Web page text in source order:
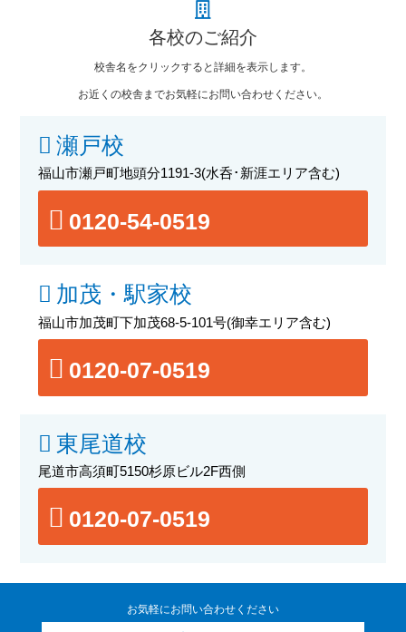
各校のご紹介
校舎名をクリックすると詳細を表示します。
お近くの校舎までお気軽にお問い合わせください。
瀬戸校
福山市瀬戸町地頭分1191-3(水呑･新涯エリア含む)
0120-54-0519
加茂・駅家校
福山市加茂町下加茂68-5-101号(御幸エリア含む)
0120-07-0519
東尾道校
尾道市高須町5150杉原ビル2F西側
0120-07-0519
お気軽にお問い合わせください